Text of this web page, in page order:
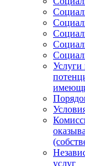
услуг